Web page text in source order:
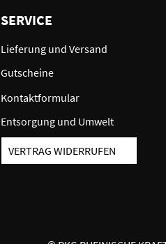
SERVICE
Lieferung und Versand
Gutscheine
Kontaktformular
Entsorgung und Umwelt
VERTRAG WIDERRUFEN